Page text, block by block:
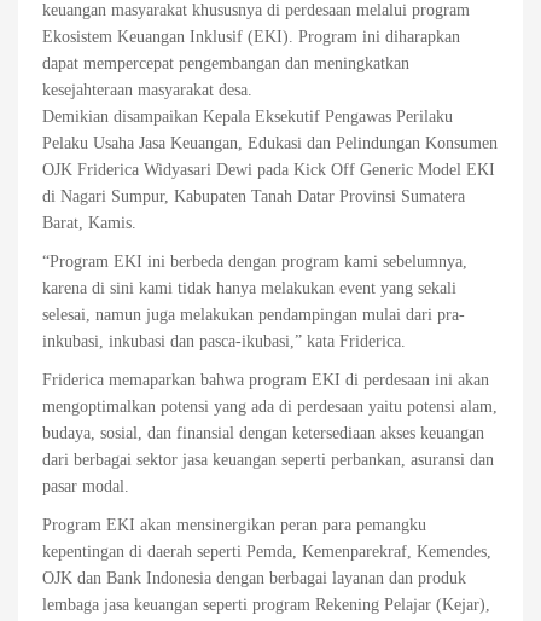
keuangan masyarakat khususnya di perdesaan melalui program
Ekosistem Keuangan Inklusif (EKI). Program ini diharapkan
dapat mempercepat pengembangan dan meningkatkan
kesejahteraan masyarakat desa.
Demikian disampaikan Kepala Eksekutif Pengawas Perilaku
Pelaku Usaha Jasa Keuangan, Edukasi dan Pelindungan Konsumen
OJK Friderica Widyasari Dewi pada Kick Off Generic Model EKI
di Nagari Sumpur, Kabupaten Tanah Datar Provinsi Sumatera
Barat, Kamis.
“Program EKI ini berbeda dengan program kami sebelumnya,
karena di sini kami tidak hanya melakukan event yang sekali
selesai, namun juga melakukan pendampingan mulai dari pra-
inkubasi, inkubasi dan pasca-ikubasi,” kata Friderica.
Friderica memaparkan bahwa program EKI di perdesaan ini akan
mengoptimalkan potensi yang ada di perdesaan yaitu potensi alam,
budaya, sosial, dan finansial dengan ketersediaan akses keuangan
dari berbagai sektor jasa keuangan seperti perbankan, asuransi dan
pasar modal.
Program EKI akan mensinergikan peran para pemangku
kepentingan di daerah seperti Pemda, Kemenparekraf, Kemendes,
OJK dan Bank Indonesia dengan berbagai layanan dan produk
lembaga jasa keuangan seperti program Rekening Pelajar (Kejar),